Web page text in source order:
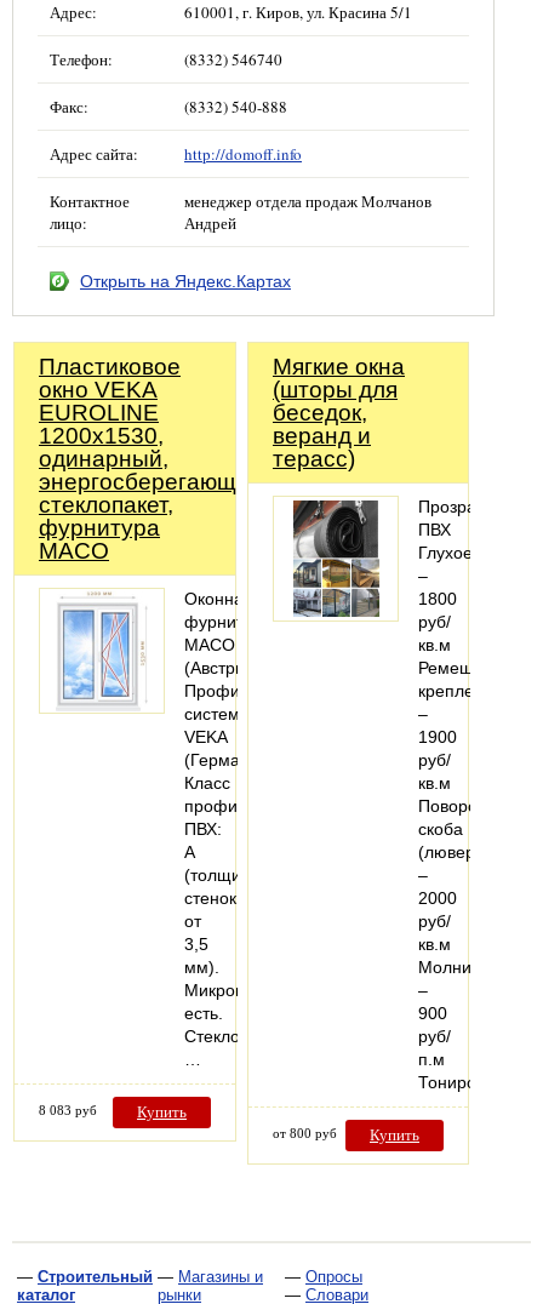
Адрес: 610001, г. Киров, ул. Красина 5/1
Телефон: (8332) 546740
Факс: (8332) 540-888
Адрес сайта: http://domoff.info
Контактное
лицо:
менеджер отдела продаж Молчанов
Андрей
Открыть на Яндекс.Картах
Пластиковое
окно VEKA
EUROLINE
1200х1530,
одинарный,
энергосберегающий
стеклопакет,
фурнитура
MACO
Оконная
фурнитура
MACO
(Австрия).
Профильная
система:
VEKA
(Германия).
Класс
профиля
ПВХ:
А
(толщина
стенок
от
3,5
мм).
Микропроветривание:
есть.
Стеклопакеты:
8 083 руб Купить
Мягкие окна
(шторы для
беседок,
веранд и
терасс)
Прозрачный
ПВХ
Глухое
–
1800
руб/
кв.м
Ремешковое
крепление
–
1900
руб/
кв.м
Поворотная
скоба
(люверс)
–
2000
руб/
кв.м
Молния
–
900
руб/
п.м
от 800 руб Купить
— Строительный
каталог
— Магазины и
рынки
— Опросы
— Словари